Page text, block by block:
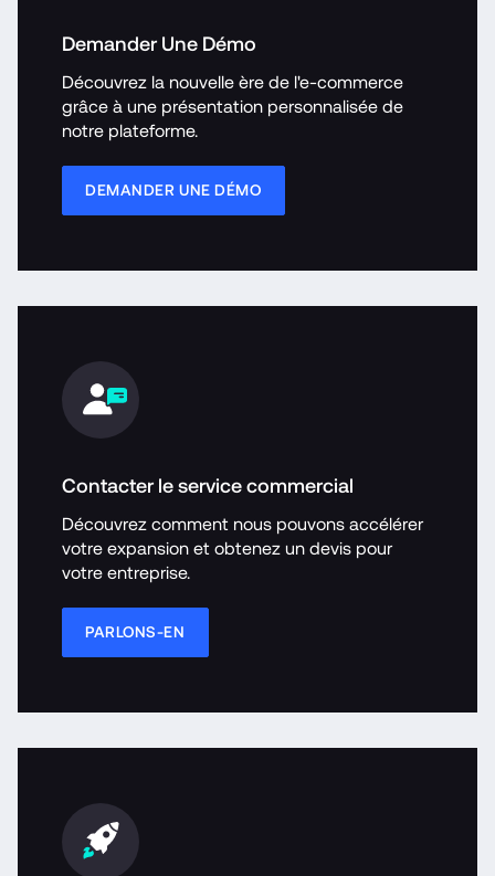
Demander Une Démo
Découvrez la nouvelle ère de l'e-commerce
grâce à une présentation personnalisée de
notre plateforme.
DEMANDER UNE DÉMO
Contacter le service commercial
Découvrez comment nous pouvons accélérer
votre expansion et obtenez un devis pour
votre entreprise.
PARLONS-EN